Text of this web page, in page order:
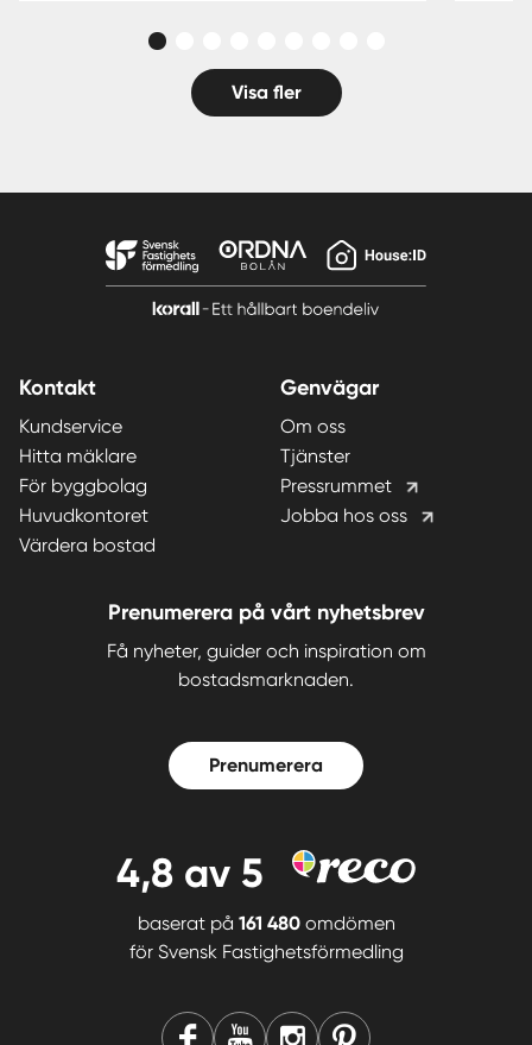
Visa fler
Kontakt
Kundservice
Hitta mäklare
För byggbolag
Huvudkontoret
Värdera bostad
Genvägar
Om oss
Tjänster
Pressrummet
Jobba hos oss
Prenumerera på vårt nyhetsbrev
Få nyheter, guider och inspiration om
bostadsmarknaden.
Prenumerera
4,8 av 5
baserat på 161 480omdömen
för Svensk Fastighetsförmedling